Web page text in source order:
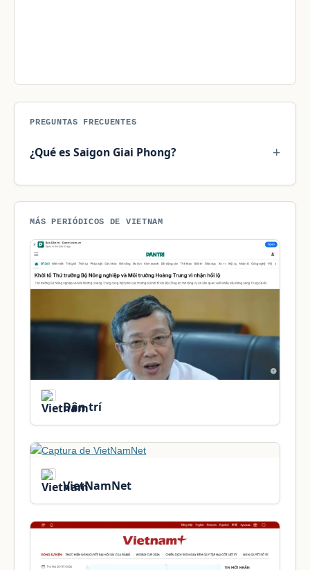
PREGUNTAS FRECUENTES
¿Qué es Saigon Giai Phong?
MÁS PERIÓDICOS DE VIETNAM
Dân trí
VietNamNet